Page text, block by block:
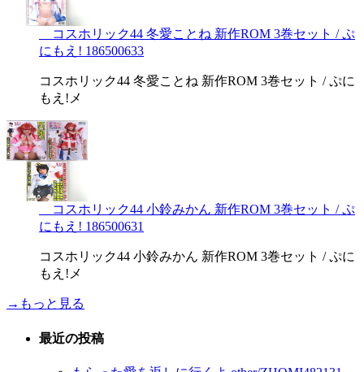
コスホリック44 冬愛ことね 新作ROM 3巻セット / ぷ
にもえ! 186500633
コスホリック44 冬愛ことね 新作ROM 3巻セット / ぷに
もえ!メ
コスホリック44 小鈴みかん 新作ROM 3巻セット / ぷ
にもえ! 186500631
コスホリック44 小鈴みかん 新作ROM 3巻セット / ぷに
もえ!メ
→もっと見る
最近の投稿